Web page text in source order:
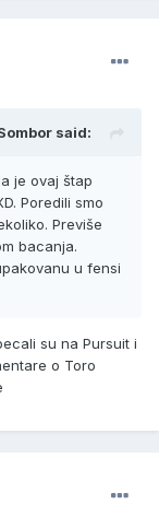
said:
je ovaj štap
Poredili smo
Previše
bacanja.
u fensi
su na Pursuit i
o Toro